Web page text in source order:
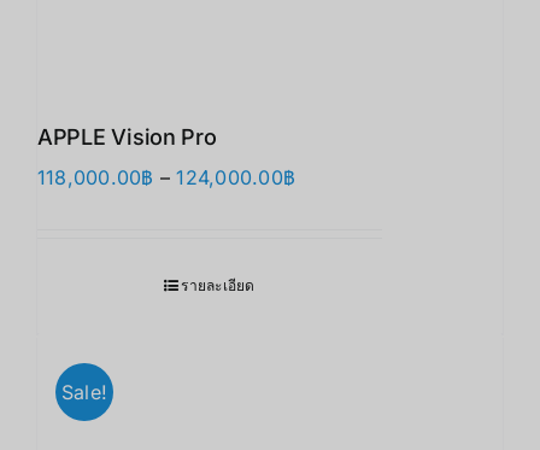
APPLE Vision Pro
118,000.00฿ – 124,000.00฿
รายละเอียด
Sale!